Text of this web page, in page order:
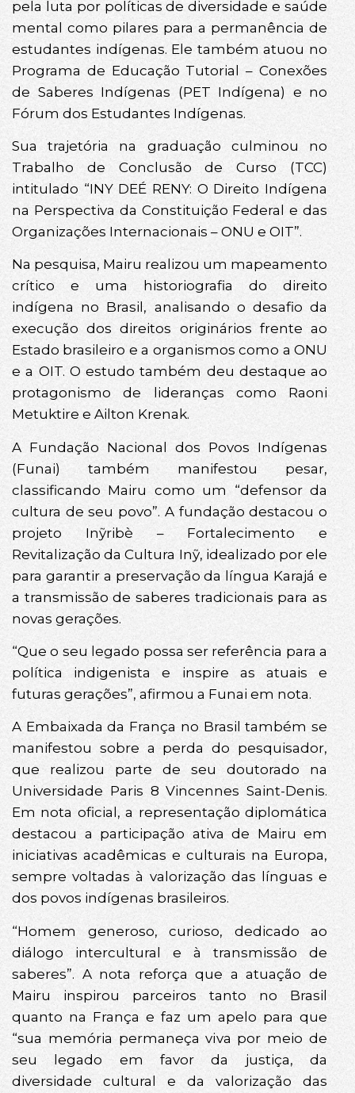
pela luta por políticas de diversidade e saúde
mental como pilares para a permanência de
estudantes indígenas. Ele também atuou no
Programa de Educação Tutorial – Conexões
de Saberes Indígenas (PET Indígena) e no
Fórum dos Estudantes Indígenas.
Sua trajetória na graduação culminou no
Trabalho de Conclusão de Curso (TCC)
intitulado “INY DEÉ RENY: O Direito Indígena
na Perspectiva da Constituição Federal e das
Organizações Internacionais – ONU e OIT”.
Na pesquisa, Mairu realizou um mapeamento
crítico e uma historiografia do direito
indígena no Brasil, analisando o desafio da
execução dos direitos originários frente ao
Estado brasileiro e a organismos como a ONU
e a OIT. O estudo também deu destaque ao
protagonismo de lideranças como Raoni
Metuktire e Ailton Krenak.
A Fundação Nacional dos Povos Indígenas
(Funai) também manifestou pesar,
classificando Mairu como um “defensor da
cultura de seu povo”. A fundação destacou o
projeto Inỹribè – Fortalecimento e
Revitalização da Cultura Inỹ, idealizado por ele
para garantir a preservação da língua Karajá e
a transmissão de saberes tradicionais para as
novas gerações.
“Que o seu legado possa ser referência para a
política indigenista e inspire as atuais e
futuras gerações”, afirmou a Funai em nota.
A Embaixada da França no Brasil também se
manifestou sobre a perda do pesquisador,
que realizou parte de seu doutorado na
Universidade Paris 8 Vincennes Saint-Denis.
Em nota oficial, a representação diplomática
destacou a participação ativa de Mairu em
iniciativas acadêmicas e culturais na Europa,
sempre voltadas à valorização das línguas e
dos povos indígenas brasileiros.
“Homem generoso, curioso, dedicado ao
diálogo intercultural e à transmissão de
saberes”. A nota reforça que a atuação de
Mairu inspirou parceiros tanto no Brasil
quanto na França e faz um apelo para que
“sua memória permaneça viva por meio de
seu legado em favor da justiça, da
diversidade cultural e da valorização das